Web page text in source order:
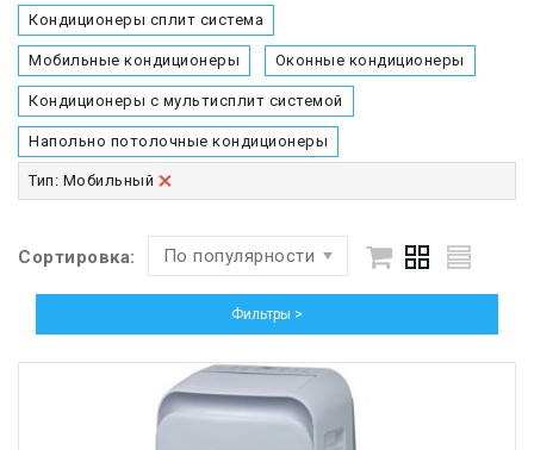
Кондиционеры сплит система
Мобильные кондиционеры Оконные кондиционеры
Кондиционеры с мультисплит системой
Напольно потолочные кондиционеры
Тип: Мобильный
Сортировка: По популярности
Фильтры >